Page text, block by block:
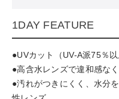
1DAY FEATURE
●UVカット（UV-A派75％
●高含水レンズで違和感な
●汚れがつきにくく、水分